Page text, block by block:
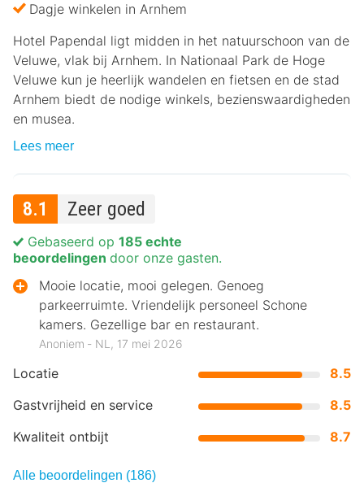
Dagje winkelen in Arnhem
Hotel Papendal ligt midden in het natuurschoon van de
Veluwe, vlak bij Arnhem. In Nationaal Park de Hoge
Veluwe kun je heerlijk wandelen en fietsen en de stad
Arnhem biedt de nodige winkels, bezienswaardigheden
en musea.
Lees meer
8.1 Zeer goed
Locatie
8.5
Gastvrijheid en service
8.5
Kwaliteit ontbijt
8.7
Gebaseerd op 185 echte
beoordelingen door onze gasten.
Mooie locatie, mooi gelegen. Genoeg
parkeerruimte. Vriendelijk personeel Schone
kamers. Gezellige bar en restaurant.
Anoniem ‐ NL, 17 mei 2026
Alle beoordelingen (186)